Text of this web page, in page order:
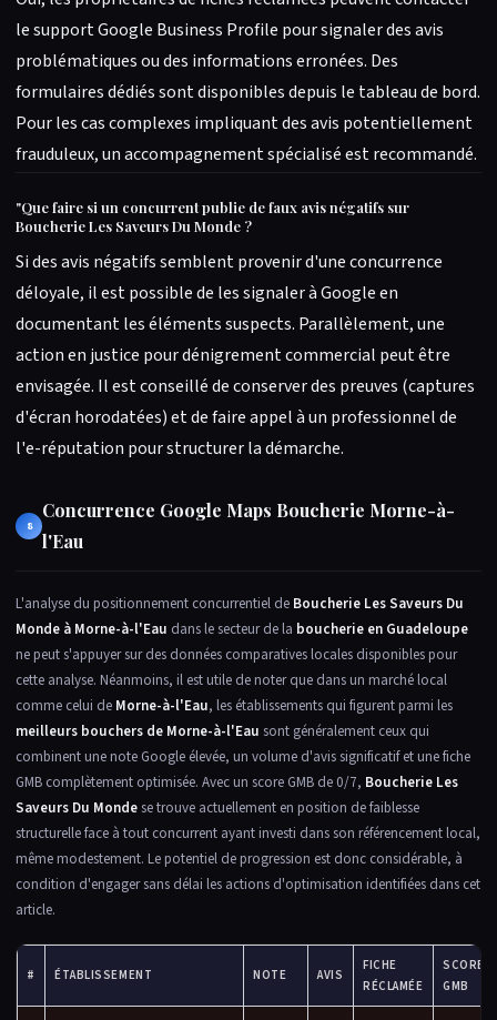
le support Google Business Profile pour signaler des avis
problématiques ou des informations erronées. Des
formulaires dédiés sont disponibles depuis le tableau de bord.
Pour les cas complexes impliquant des avis potentiellement
frauduleux, un accompagnement spécialisé est recommandé.
"Que faire si un concurrent publie de faux avis négatifs sur
Boucherie Les Saveurs Du Monde ?
Si des avis négatifs semblent provenir d'une concurrence
déloyale, il est possible de les signaler à Google en
documentant les éléments suspects. Parallèlement, une
action en justice pour dénigrement commercial peut être
envisagée. Il est conseillé de conserver des preuves (captures
d'écran horodatées) et de faire appel à un professionnel de
l'e-réputation pour structurer la démarche.
8
Concurrence Google Maps Boucherie Morne-à-
l'Eau
L'analyse du positionnement concurrentiel de Boucherie Les Saveurs Du
Monde à Morne-à-l'Eau dans le secteur de la boucherie en Guadeloupe
ne peut s'appuyer sur des données comparatives locales disponibles pour
cette analyse. Néanmoins, il est utile de noter que dans un marché local
comme celui de Morne-à-l'Eau, les établissements qui figurent parmi les
meilleurs bouchers de Morne-à-l'Eau sont généralement ceux qui
combinent une note Google élevée, un volume d'avis significatif et une fiche
GMB complètement optimisée. Avec un score GMB de 0/7, Boucherie Les
Saveurs Du Mondese trouve actuellement en position de faiblesse
structurelle face à tout concurrent ayant investi dans son référencement local,
même modestement. Le potentiel de progression est donc considérable, à
condition d'engager sans délai les actions d'optimisation identifiées dans cet
article.
# ÉTABLISSEMENT NOTE AVIS
FICHE
RÉCLAMÉE
SCORE
GMB